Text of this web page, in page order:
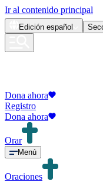
Ir al contenido principal
Edición español
Dona ahora
Registro
Dona ahora
Orar
Menú
Oraciones